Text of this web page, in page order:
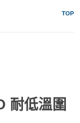
TOP
耐低溫圍